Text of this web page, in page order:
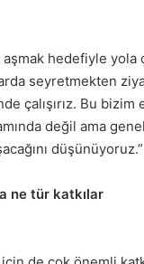
hedefiyle yola
seyretmekten
çalışırız. Bu bizim
değil ama
düşünüyoruz.”
ne tür katkılar